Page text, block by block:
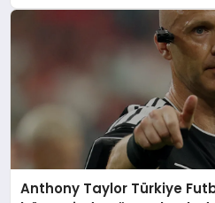
Anthony Taylor Türkiye